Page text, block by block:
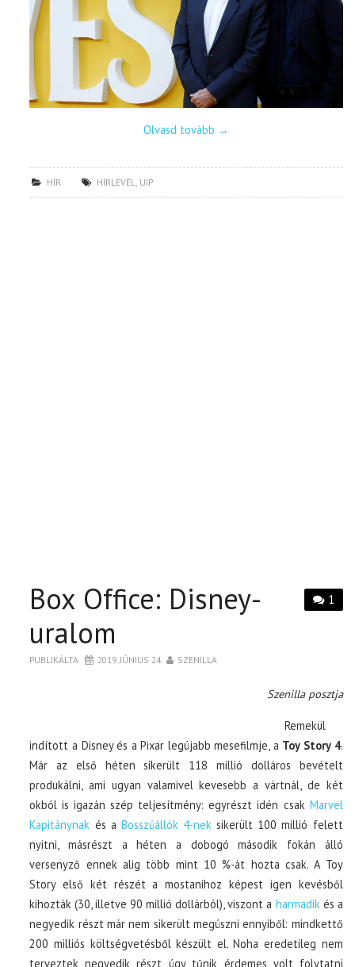
Olvasd tovább →
HÍR HÍRLEVÉL, UIP
1
Box Office: Disney-
uralom
PUBLIKÁLTA 2019. JÚNIUS 24. SZENILLA
Szenilla posztja
Remekül
indított a Disney és a Pixar legújabb mesefilmje, a Toy Story 4.
Már az első héten sikerült 118 millió dolláros bevételt
produkálni, ami ugyan valamivel kevesebb a vártnál, de két
okból is igazán szép teljesítmény: egyrészt idén csak Marvel
Kapitánynak és a Bosszúállók 4-neksikerült 100 millió felett
nyitni, másrészt a héten a dobogó második fokán álló
versenyző ennek alig több mint 10 %-át hozta csak. A Toy
Story első két részét a mostanihoz képest igen kevésből
kihozták (30, illetve 90 millió dollárból), viszont a harmadikés a
negyedik részt már nem sikerült megúszni ennyiből: mindkettő
200 milliós költségvetésből készült el. Noha eredetileg nem
terveztek negyedik részt, úgy tűnik, érdemes volt folytatni